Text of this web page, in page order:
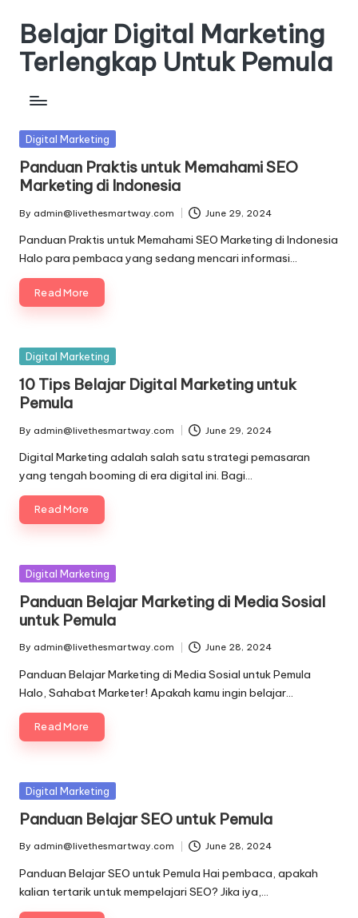
content
Belajar Digital Marketing
Terlengkap Untuk Pemula
Posted
Digital Marketing
Panduan Praktis untuk Memahami SEO
Marketing di Indonesia
Posted
by
By admin@livethesmartway.com June 29, 2024
Panduan Praktis untuk Memahami SEO Marketing di Indonesia
Halo para pembaca yang sedang mencari informasi…
Read More
Posted
Digital Marketing
10 Tips Belajar Digital Marketing untuk
Pemula
Posted
by
By admin@livethesmartway.com June 29, 2024
Digital Marketing adalah salah satu strategi pemasaran
yang tengah booming di era digital ini. Bagi…
Read More
Posted
Digital Marketing
Panduan Belajar Marketing di Media Sosial
untuk Pemula
Posted
by
By admin@livethesmartway.com June 28, 2024
Panduan Belajar Marketing di Media Sosial untuk Pemula
Halo, Sahabat Marketer! Apakah kamu ingin belajar…
Read More
Posted
Digital Marketing
Panduan Belajar SEO untuk Pemula
Posted
by
By admin@livethesmartway.com June 28, 2024
Panduan Belajar SEO untuk Pemula Hai pembaca, apakah
kalian tertarik untuk mempelajari SEO? Jika iya,…